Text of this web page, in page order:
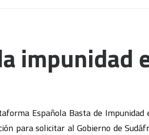
impunidad
Española Basta de Impunidad
para solicitar al Gobierno de